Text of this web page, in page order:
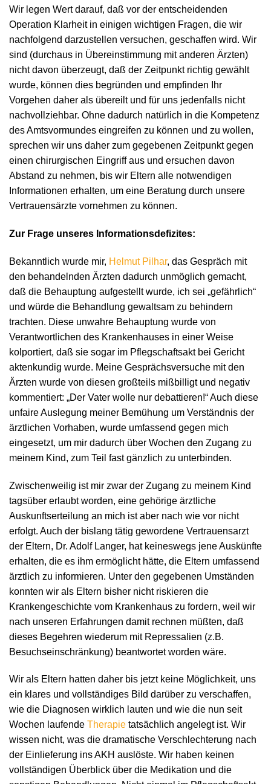
Wir legen Wert darauf, daß vor der entscheidenden
Operation Klarheit in einigen wichtigen Fragen, die wir
nachfolgend darzustellen versuchen, geschaffen wird. Wir
sind (durchaus in Übereinstimmung mit anderen Ärzten)
nicht davon überzeugt, daß der Zeitpunkt richtig gewählt
wurde, können dies begründen und empfinden Ihr
Vorgehen daher als übereilt und für uns jedenfalls nicht
nachvollziehbar. Ohne dadurch natürlich in die Kompetenz
des Amtsvormundes eingreifen zu können und zu wollen,
sprechen wir uns daher zum gegebenen Zeitpunkt gegen
einen chirurgischen Eingriff aus und ersuchen davon
Abstand zu nehmen, bis wir Eltern alle notwendigen
Informationen erhalten, um eine Beratung durch unsere
Vertrauensärzte vornehmen zu können.
Zur Frage unseres Informationsdefizites:
Bekanntlich wurde mir, Helmut Pilhar, das Gespräch mit
den behandelnden Ärzten dadurch unmöglich gemacht,
daß die Behauptung aufgestellt wurde, ich sei „gefährlich“
und würde die Behandlung gewaltsam zu behindern
trachten. Diese unwahre Behauptung wurde von
Verantwortlichen des Krankenhauses in einer Weise
kolportiert, daß sie sogar im Pflegschaftsakt bei Gericht
aktenkundig wurde. Meine Gesprächsversuche mit den
Ärzten wurde von diesen großteils mißbilligt und negativ
kommentiert: „Der Vater wolle nur debattieren!“ Auch diese
unfaire Auslegung meiner Bemühung um Verständnis der
ärztlichen Vorhaben, wurde umfassend gegen mich
eingesetzt, um mir dadurch über Wochen den Zugang zu
meinem Kind, zum Teil fast gänzlich zu unterbinden.
Zwischenweilig ist mir zwar der Zugang zu meinem Kind
tagsüber erlaubt worden, eine gehörige ärztliche
Auskunftserteilung an mich ist aber nach wie vor nicht
erfolgt. Auch der bislang tätig gewordene Vertrauensarzt
der Eltern, Dr. Adolf Langer, hat keineswegs jene Auskünfte
erhalten, die es ihm ermöglicht hätte, die Eltern umfassend
ärztlich zu informieren. Unter den gegebenen Umständen
konnten wir als Eltern bisher nicht riskieren die
Krankengeschichte vom Krankenhaus zu fordern, weil wir
nach unseren Erfahrungen damit rechnen müßten, daß
dieses Begehren wiederum mit Repressalien (z.B.
Besuchseinschränkung) beantwortet worden wäre.
Wir als Eltern hatten daher bis jetzt keine Möglichkeit, uns
ein klares und vollständiges Bild darüber zu verschaffen,
wie die Diagnosen wirklich lauten und wie die nun seit
Wochen laufende Therapie tatsächlich angelegt ist. Wir
wissen nicht, was die dramatische Verschlechterung nach
der Einlieferung ins AKH auslöste. Wir haben keinen
vollständigen Überblick über die Medikation und die